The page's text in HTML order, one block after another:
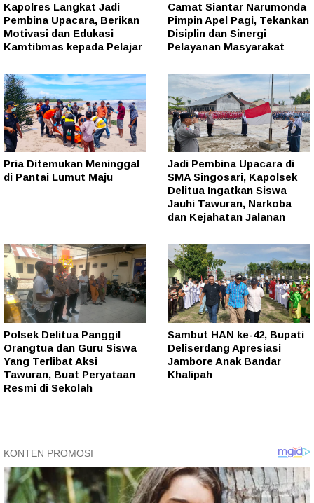
Kapolres Langkat Jadi
Pembina Upacara, Berikan
Motivasi dan Edukasi
Kamtibmas kepada Pelajar
Camat Siantar Narumonda
Pimpin Apel Pagi, Tekankan
Disiplin dan Sinergi
Pelayanan Masyarakat
Pria Ditemukan Meninggal
di Pantai Lumut Maju
Jadi Pembina Upacara di
SMA Singosari, Kapolsek
Delitua Ingatkan Siswa
Jauhi Tawuran, Narkoba
dan Kejahatan Jalanan
Polsek Delitua Panggil
Orangtua dan Guru Siswa
Yang Terlibat Aksi
Tawuran, Buat Peryataan
Resmi di Sekolah
Sambut HAN ke-42, Bupati
Deliserdang Apresiasi
Jambore Anak Bandar
Khalipah